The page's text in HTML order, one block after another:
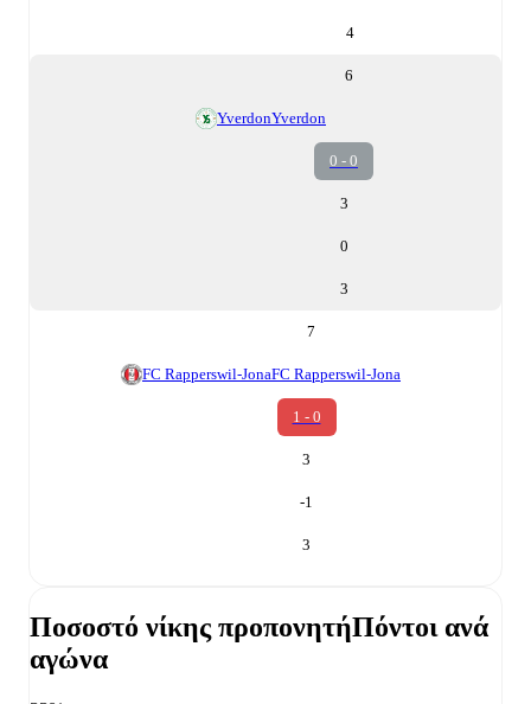
4
6
YverdonYverdon
0 - 0
3
0
3
7
FC Rapperswil-JonaFC Rapperswil-Jona
1 - 0
3
-1
3
Ποσοστό νίκης προπονητήΠόντοι ανά
αγώνα